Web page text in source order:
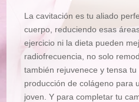
La cavitación es tu aliado
cuerpo, reduciendo esas
ejercicio ni la dieta pueden
radiofrecuencia, no solo
también rejuvenece y tensa
producción de colágeno para
joven. Y para completar tu